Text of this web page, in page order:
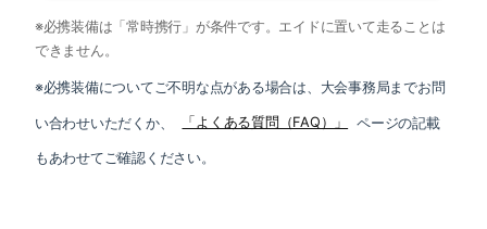
※必携装備は「常時携行」が条件です。エイドに置いて走ることは
できません。
※必携装備についてご不明な点がある場合は、大会事務局までお問
い合わせいただくか、 「よくある質問（FAQ）」 ページの記載
もあわせてご確認ください。